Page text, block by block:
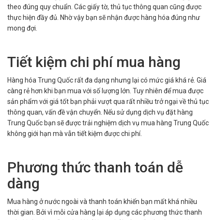
theo đúng quy chuẩn. Các giấy tờ, thủ tục thông quan cũng được
thực hiện đầy đủ. Nhờ vậy bạn sẽ nhận được hàng hóa đúng như
mong đợi.
Tiết kiệm chi phí mua hàng
Hàng hóa Trung Quốc rất đa dạng nhưng lại có mức giá khá rẻ. Giá
càng rẻ hơn khi bạn mua với số lượng lớn. Tuy nhiên để mua được
sản phẩm với giá tốt bạn phải vượt qua rất nhiều trở ngại về thủ tục
thông quan, vấn đề vận chuyển. Nếu sử dụng dịch vụ đặt hàng
Trung Quốc bạn sẽ được trải nghiệm dịch vụ mua hàng Trung Quốc
không giới hạn mà vẫn tiết kiệm được chi phí.
Phương thức thanh toán dễ
dàng
Mua hàng ở nước ngoài và thanh toán khiến bạn mất khá nhiều
thời gian. Bởi vì mỗi cửa hàng lại áp dụng các phương thức thanh